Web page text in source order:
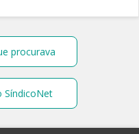
procurava
SíndicoNet